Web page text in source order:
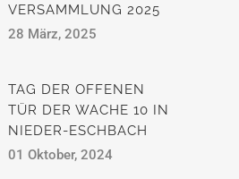
VERSAMMLUNG 2025
28 März, 2025
TAG DER OFFENEN
TÜR DER WACHE 10 IN
NIEDER-ESCHBACH
01 Oktober, 2024